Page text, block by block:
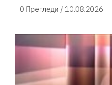
0 Прегледи / 10.08.2026